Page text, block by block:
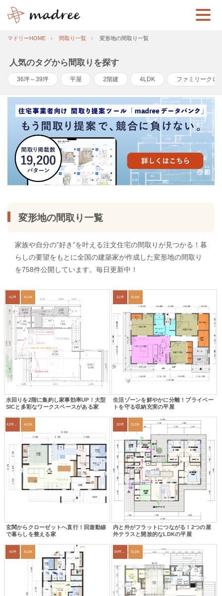
マドリーHOME 間取り一覧 変形地の間取り一覧
人気のタグから間取りを探す
36坪～39坪 平屋 2階建 4LDK ファミリークロ
変形地の間取り一覧
家族や自分の”好き”を叶える注文住宅の間取りが見つかる！暮
らしの要望をもとに全国の建築家が作成した変形地の間取り
を758件公開しています。毎日更新中！
41坪 4LDK
水回りを2階に集約し家事効率UP！大型
SICと多彩なワークスペースがある家
31坪 3LDK
生活ゾーンを鮮やかに分離！プライベー
トを守る収納充実の平屋
4LDK
玄関からクローゼットへ直行！回遊動線
で暮らしを整える家
30坪 2LDK
内と外がフラットにつながる！2つの屋
外テラスと開放的なLDKの平屋
40坪 3LDK 39坪～42坪 3LDK